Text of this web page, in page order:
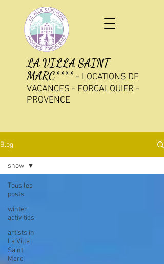
LA VILLA SAINT
MARC**** - LOCATIONS DE
VACANCES - FORCALQUIER -
PROVENCE
Blog
Tous les
posts
winter
activities
artists in
La Villa
Saint
Marc
snow